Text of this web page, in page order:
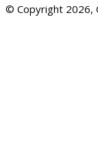
© Copyright 2026,